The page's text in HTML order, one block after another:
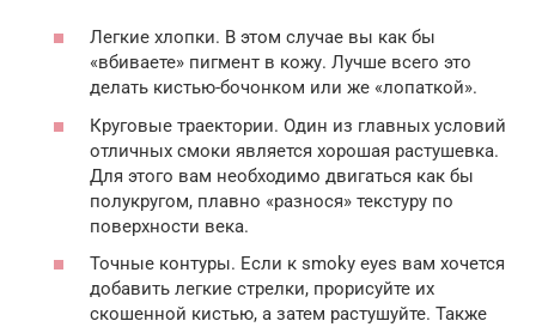
Легкие хлопки. В этом случае вы как бы
«вбиваете» пигмент в кожу. Лучше всего это
делать кистью-бочонком или же «лопаткой».
Круговые траектории. Один из главных условий
отличных смоки является хорошая растушевка.
Для этого вам необходимо двигаться как бы
полукругом, плавно «разнося» текстуру по
поверхности века.
Точные контуры. Если к smoky eyes вам хочется
добавить легкие стрелки, прорисуйте их
скошенной кистью, а затем растушуйте. Также